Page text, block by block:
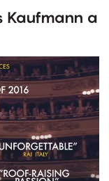
Kaufmann a